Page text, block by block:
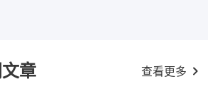
章 查看更多